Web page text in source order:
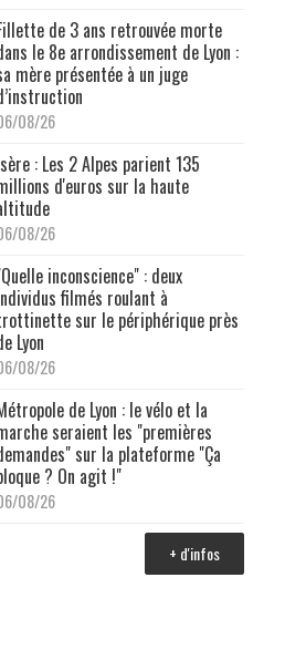
de 3 ans retrouvée morte
le 8e arrondissement de Lyon :
mère présentée à un juge
08/26
: Les 2 Alpes parient 135
d'euros sur la haute
08/26
inconscience" : deux
filmés roulant à
sur le périphérique près
Lyon
08/26
de Lyon : le vélo et la
seraient les "premières
sur la plateforme "Ça
? On agit !"
08/26
+ d'infos